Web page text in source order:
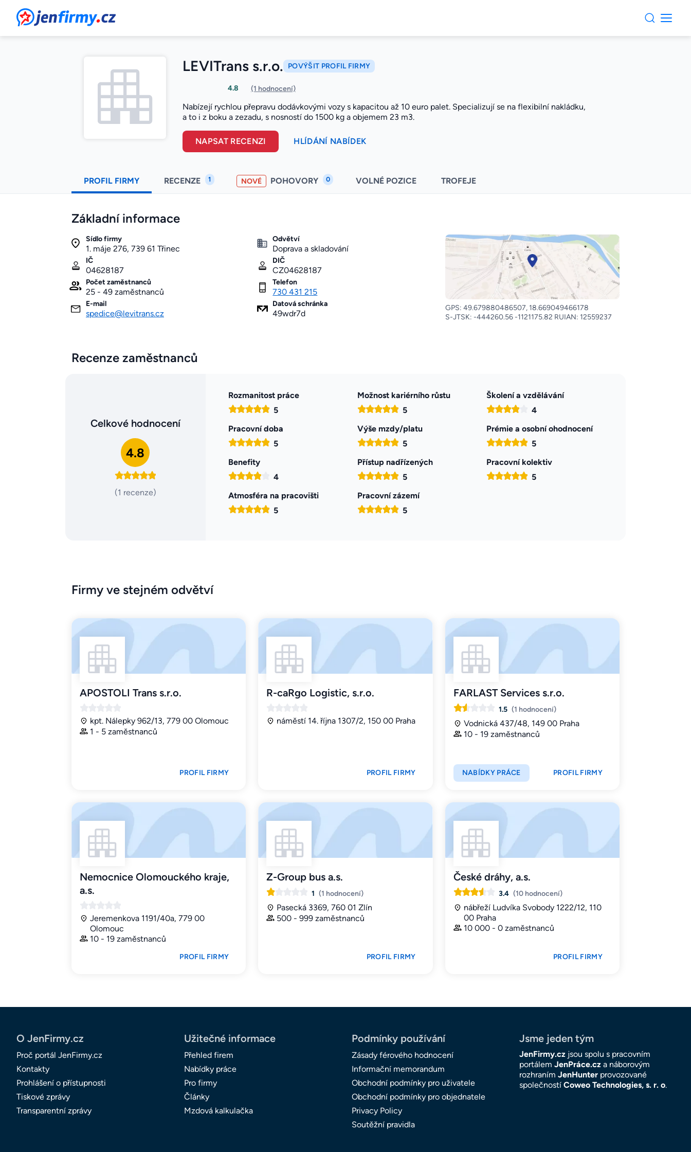
JenFirmy.cz
LEVITrans s.r.o. POVÝŠIT PROFIL FIRMY
4.8 (1 hodnocení)
Nabízejí rychlou přepravu dodávkovými vozy s kapacitou až 10 euro palet. Specializují se na flexibilní nakládku,
a to i z boku a zezadu, s nosností do 1500 kg a objemem 23 m3.
NAPSAT RECENZI HLÍDÁNÍ NABÍDEK
PROFIL FIRMY RECENZE 1 NOVÉ POHOVORY 0 VOLNÉ POZICE TROFEJE
Základní informace
Sídlo firmy
1. máje 276, 739 61 Třinec
Odvětví
Doprava a skladování
IČ
04628187
DIČ
CZ04628187
Počet zaměstnanců
25 - 49 zaměstnanců
Telefon
730 431 215
E-mail
spedice@levitrans.cz
Datová schránka
49wdr7d
GPS: 49.679880486507, 18.669049466178
S-JTSK: -444260.56 -1121175.82 RUIAN: 12559237
Recenze zaměstnanců
Celkové hodnocení
4.8
(1 recenze)
Rozmanitost práce
5
Možnost kariérního růstu
5
Školení a vzdělávání
4
Pracovní doba
5
Výše mzdy/platu
5
Prémie a osobní ohodnocení
5
Benefity
4
Přístup nadřízených
5
Pracovní kolektiv
5
Atmosféra na pracovišti
5
Pracovní zázemí
5
Firmy ve stejném odvětví
APOSTOLI Trans s.r.o.
kpt. Nálepky 962/13, 779 00 Olomouc
1 - 5 zaměstnanců
PROFIL FIRMY
R-caRgo Logistic, s.r.o.
náměstí 14. října 1307/2, 150 00 Praha
PROFIL FIRMY
FARLAST Services s.r.o.
1.5 (1 hodnocení)
Vodnická 437/48, 149 00 Praha
10 - 19 zaměstnanců
NABÍDKY PRÁCE PROFIL FIRMY
Nemocnice Olomouckého kraje,
a.s.
Jeremenkova 1191/40a, 779 00
Olomouc
10 - 19 zaměstnanců
PROFIL FIRMY
Z-Group bus a.s.
1 (1 hodnocení)
Pasecká 3369, 760 01 Zlín
500 - 999 zaměstnanců
PROFIL FIRMY
České dráhy, a.s.
3.4 (10 hodnocení)
nábřeží Ludvíka Svobody 1222/12, 110
00 Praha
10 000 - 0 zaměstnanců
PROFIL FIRMY
O JenFirmy.cz
Proč portál JenFirmy.cz
Kontakty
Prohlášení o přístupnosti
Tiskové zprávy
Transparentní zprávy
Užitečné informace
Přehled firem
Nabídky práce
Pro firmy
Články
Mzdová kalkulačka
Podmínky používání
Zásady férového hodnocení
Informační memorandum
Obchodní podmínky pro uživatele
Obchodní podmínky pro objednatele
Privacy Policy
Soutěžní pravidla
Jsme jeden tým
JenFirmy.cz jsou spolu s pracovním
portálem JenPráce.cz a náborovým
rozhraním JenHunter provozované
společností Coweo Technologies, s. r. o.